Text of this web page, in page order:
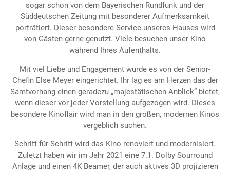
sogar schon von dem Bayerischen Rundfunk und der
Süddeutschen Zeitung mit besonderer Aufmerksamkeit
porträtiert. Dieser besondere Service unseres Hauses wird
von Gästen gerne genutzt. Viele besuchen unser Kino
während Ihres Aufenthalts.
Mit viel Liebe und Engagement wurde es von der Senior-
Chefin Else Meyer eingerichtet. Ihr lag es am Herzen das der
Samtvorhang einen geradezu „majestätischen Anblick“ bietet,
wenn dieser vor jeder Vorstellung aufgezogen wird. Dieses
besondere Kinoflair wird man in den großen, modernen Kinos
vergeblich suchen.
Schritt für Schritt wird das Kino renoviert und modernisiert.
Zuletzt haben wir im Jahr 2021 eine 7.1. Dolby Sourround
Anlage und einen 4K Beamer, der auch aktives 3D projizieren